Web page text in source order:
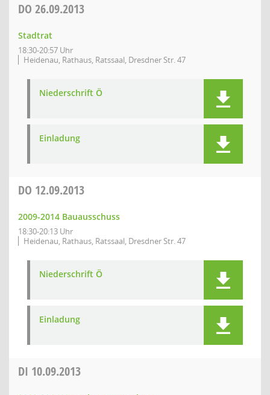
DO 26.09.2013
Stadtrat
18:30-20:57 Uhr
Heidenau, Rathaus, Ratssaal, Dresdner Str. 47
Niederschrift Ö
Einladung
DO 12.09.2013
2009-2014 Bauausschuss
18:30-20:13 Uhr
Heidenau, Rathaus, Ratssaal, Dresdner Str. 47
Niederschrift Ö
Einladung
DI 10.09.2013